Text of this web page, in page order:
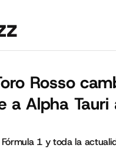
Rosso
a Alpha
Fórmula 1 y toda la